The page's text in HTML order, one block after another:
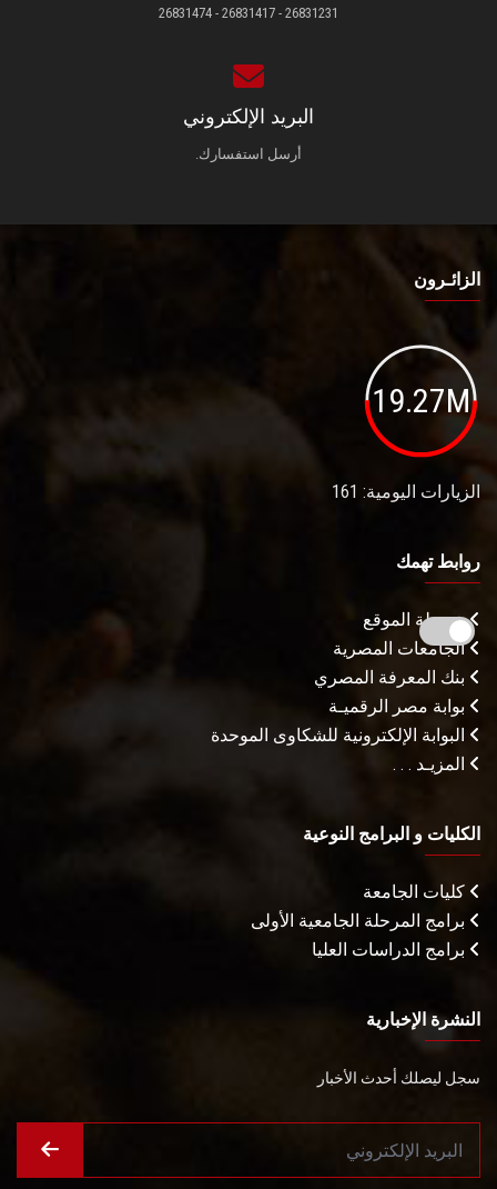
26831231 - 26831417 - 26831474
البريد الإلكتروني
أرسل استفسارك.
الزائـرون
19.27M
الزيارات اليومية: 161
روابط تهمك
خريطة الموقع
الجامعات المصرية
بنك المعرفة المصري
بوابة مصر الرقميـة
البوابة الإلكترونية للشكاوى الموحدة
المزيـد . . .
الكليات و البرامج النوعية
كليات الجامعة
برامج المرحلة الجامعية الأولى
برامج الدراسات العليا
النشرة الإخبارية
سجل ليصلك أحدث الأخبار